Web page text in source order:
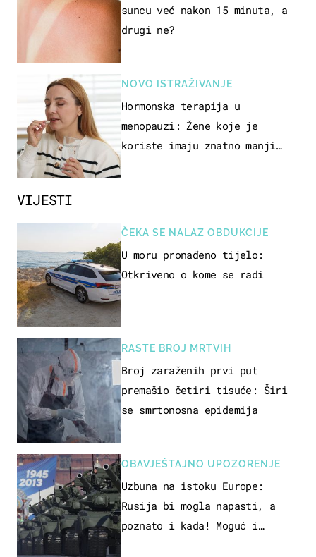
VIJESTI
ČEKA SE NALAZ OBDUKCIJE
U moru pronađeno tijelo:
Otkriveno o kome se radi
RASTE BROJ MRTVIH
Broj zaraženih prvi put
premašio četiri tisuće: Širi
se smrtonosna epidemija
OBAVJEŠTAJNO UPOZORENJE
Uzbuna na istoku Europe:
Rusija bi mogla napasti, a
poznato i kada! Moguć i
suncu već nakon 15 minuta, a
drugi ne?
NOVO ISTRAŽIVANJE
Hormonska terapija u
menopauzi: Žene koje je
koriste imaju znatno manji